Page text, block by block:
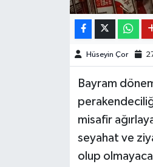
Hüseyin Çor
Bayram
misafir
seyahat ve
olup